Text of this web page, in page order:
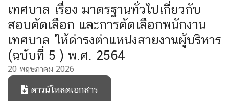
เทศบาล เรื่อง มาตรฐานทั่วไปเกี่ยวกับ
สอบคัดเลือก และการคัดเลือกพนักงาน
เทศบาล ให้ดำรงตำแหน่งสายงานผู้บริหาร
(ฉบับที่ 5 ) พ.ศ. 2564
20 พฤษภาคม 2026
ดาวน์โหลดเอกสาร